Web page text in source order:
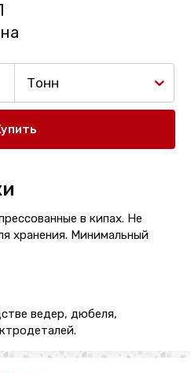
Тонн
в кипах. Не
хранения. Минимальный
ведер, дюбеля,